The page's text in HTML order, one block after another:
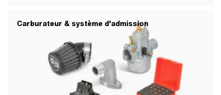
Carburateur & système d'admission